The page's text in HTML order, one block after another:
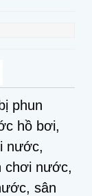
phun
hồ bơi,
nước,
chơi nước,
sân